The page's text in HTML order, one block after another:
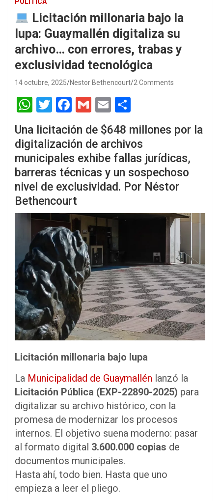
Licitación millonaria bajo la
lupa: Guaymallén digitaliza su
archivo… con errores, trabas y
exclusividad tecnológica
14 octubre, 2025 Nestor Bethencourt 2 Comments
W
h
at
s
A
p
p
T
tt
er
F
a
ce
b
o
o
k
G
m
ail
E
m
ail ar
e
Una licitación de $648 millones por la
digitalización de archivos
municipales exhibe fallas jurídicas,
barreras técnicas y un sospechoso
nivel de exclusividad. Por Néstor
Bethencourt
Licitación millonaria bajo lupa
La Municipalidad de Guaymallén lanzó la
Licitación Pública (EXP-22890-2025) para
digitalizar su archivo histórico, con la
promesa de modernizar los procesos
internos. El objetivo suena moderno: pasar
al formato digital 3.600.000 copias de
documentos municipales.
Hasta ahí, todo bien. Hasta que uno
empieza a leer el pliego.